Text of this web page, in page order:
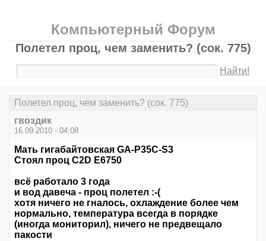
Компьютерный Форум
Полетел проц, чем заменить? (сок. 775)
Найти!
Полетел проц, чем заменить? (сок. 775)
гвоздик
16.09.2010 - 04:08
Мать гигабайтовская GA-P35C-S3
Стоял проц C2D E6750
всё работало 3 года
и вод давеча - проц полетел :-(
хотя ничего не гналось, охлаждение более чем
нормально, температура всегда в порядке
(иногда мониторил), ничего не предвещало
пакости